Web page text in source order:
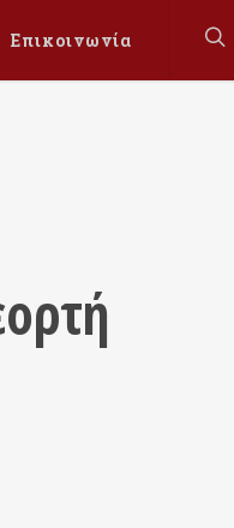
Επικοινωνία